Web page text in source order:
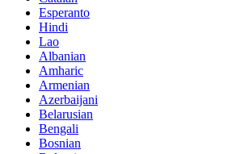
Esperanto
Hindi
Lao
Albanian
Amharic
Armenian
Azerbaijani
Belarusian
Bengali
Bosnian